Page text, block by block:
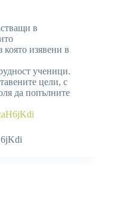
в
която изявени в
ученици.
цели, с
да попълните